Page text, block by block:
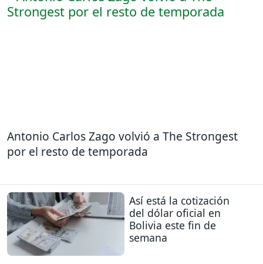
Antonio Carlos Zago volvió a The Strongest
por el resto de temporada
Así está la cotización
del dólar oficial en
Bolivia este fin de
semana